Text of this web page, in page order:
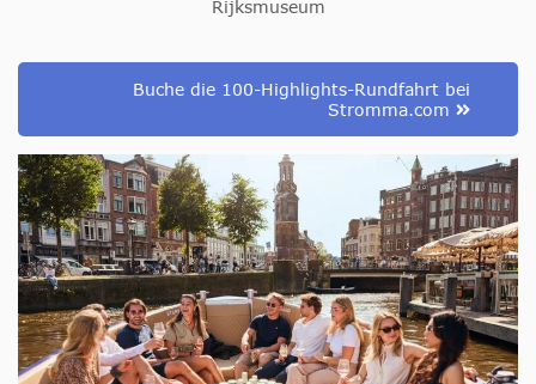
Rijksmuseum
Buche die 100-Highlights-Rundfahrt bei
Stromma.com